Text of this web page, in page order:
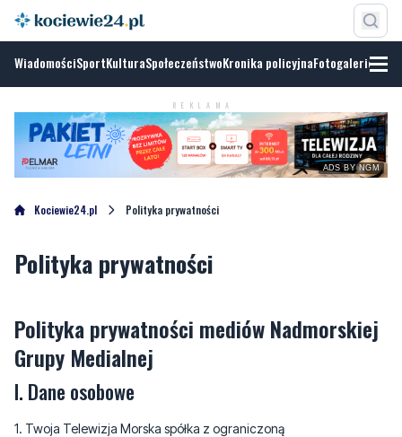
WiadomościSportKulturaSpołeczeństwoKronika policyjnaFotogalerie
REKLAMA
ADS BY NGM
Kociewie24.pl Polityka prywatności
Polityka prywatności
Polityka prywatności mediów Nadmorskiej
Grupy Medialnej
I. Dane osobowe
1. Twoja Telewizja Morska spółka z ograniczoną